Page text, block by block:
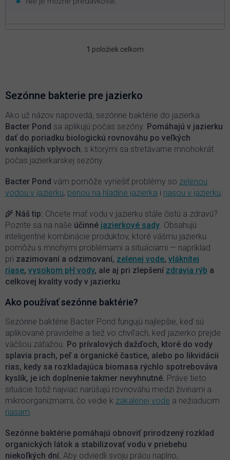
O
d
a
c
e
p
r
y
v
ý
p
i
s
u
1 položiek celkom
Sezónne bakterie pre jazierko
Ako už názov napovedá, sezónne baktérie do jazierka
Bacter Pond sa aplikujú počas sezóny. Pomáhajú v jazierku
dať do poriadku biologickú rovnováhu po veľkých
vonkajších vplyvoch, s ktorými sa stretávame mnohokrát
počas jazierkarskej sezóny.
Bacter Pond vám pomôže vyriešiť problémy so zelenou
vodou v jazierku, penou na hladine jazierka i riasou v jazierku.
🌾 Náš tip: Chcete mať vodu v jazierku stále čistú a zdravú?
Pozrite sa na naše účinné jazierkové sady. Obsahujú
inteligentné kombinácie produktov, ktoré vášmu jazierku
pomôžu s mnohými problémami a situáciami — napríklad
pri zazimovaní a odzimovaní, zelenej vode, vláknitej
riase, vysokom pH vody, ale aj pri zlepšení zdravia rýb a
celkovej kvality vody v jazierku.
Ako používať sezónne baktérie?
Sezónne baktérie Bacter Pond fungujú najlepšie, keď sú
aplikované pravidelne a tiež vo chvíľach, keď jazierko prejde
väčšou záťažou. Po prívalových dažďoch, ktoré do vody
splavia prach, peľ a organické častice, alebo po likvidácii
rias, kedy sa rozkladajúca biomasa rýchlo spotrebováva
kyslík, je ich doplnenie takmer nevyhnutné. Práve tieto
situácie totiž najviac narúšajú rovnováhu medzi živinami a
mikroorganizmami, čo vedie k zakalenej vode a nežiaducim
riasam.
Sezónne baktérie pomáhajú obnoviť prirodzený rozklad
organických látok a stabilizovať vodu v priebehu
niekoľkých dní. Aby odviedli svoju prácu naplno,